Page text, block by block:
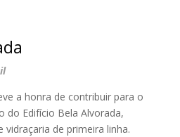
a honra de contribuir para o
do Edifício Bela Alvorada,
de primeira linha.